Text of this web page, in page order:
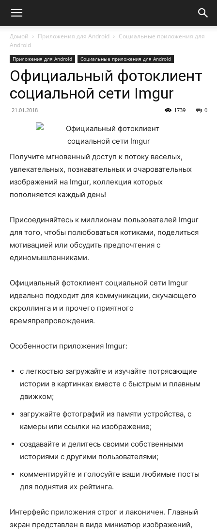
Домой Приложения для Android
Социальные приложения для
Android
Приложения для Android Социальные приложения для Android
Официальный фотоклиент
социальной сети Imgur
21.01.2018 0
1739
Получите мгновенный доступ к потоку веселых,
увлекательных, познавательных и очаровательных
изображений на Imgur, коллекция которых
пополняется каждый день!
Присоединяйтесь к миллионам пользователей Imgur
для того, чтобы полюбоваться котиками, поделиться
мотивацией или обсудить предпочтения с
единомышленниками.
Официальный фотоклиент социальной сети Imgur
идеально подходит для коммуникации, скучающего
скроллинга и и прочего приятного
времяпрепровождения.
Особенности приложения Imgur:
с легкостью загружайте и изучайте потрясающие
истории в картинках вместе с быстрым и плавным
движком;
загружайте фотографий из памяти устройства, с
камеры или ссылки на изображение;
создавайте и делитесь своими собственными
историями с другими пользователями;
комментируйте и голосуйте ваши любимые посты
для поднятия их рейтинга.
Интерфейс приложения строг и лаконичен. Главный
экран представлен в виде миниатюр изображений,